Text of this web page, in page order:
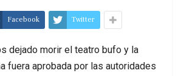
Facebook Twitter
dejado morir el teatro bufo y la
fuera aprobada por las autoridades